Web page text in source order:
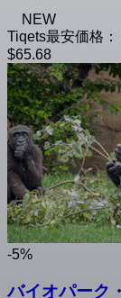
NEW
Tiqets最安価格：
$65.68
-5%
バイオパーク